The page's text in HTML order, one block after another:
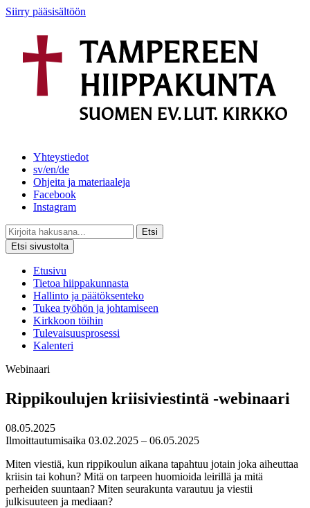
Siirry pääsisältöön
Yhteystiedot
sv/en/de
Ohjeita ja materiaaleja
Facebook
Instagram
Etsi
Etsi sivustolta
Etusivu
Tietoa hiippakunnasta
Hallinto ja päätöksenteko
Tukea työhön ja johtamiseen
Kirkkoon töihin
Tulevaisuusprosessi
Kalenteri
Webinaari
Rippikoulujen kriisiviestintä -webinaari
08.05.2025
Ilmoittautumisaika 03.02.2025 – 06.05.2025
Miten viestiä, kun rippikoulun aikana tapahtuu jotain joka aiheuttaa
kriisin tai kohun? Mitä on tarpeen huomioida leirillä ja mitä
perheiden suuntaan? Miten seurakunta varautuu ja viestii
julkisuuteen ja mediaan?